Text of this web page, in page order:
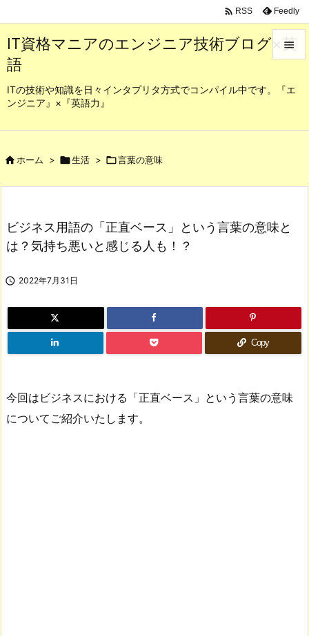
IT資格マニアのエンジニア技術ブログ×英
語
ITの技術や知識を日々インタプリタ方式でコンパイル中です。『エ
ンジニア』×『英語力』

メニュ
検索
 RSS Feedly
ホーム > 生活 > 言葉の意味
ビジネス用語の「正直ベース」という言葉の意味と
は？気持ち悪いと感じる人も！？
 2022年7月31日
Copy
今回はビジネスにおける「正直ベース」という言葉の意味
についてご紹介いたします。